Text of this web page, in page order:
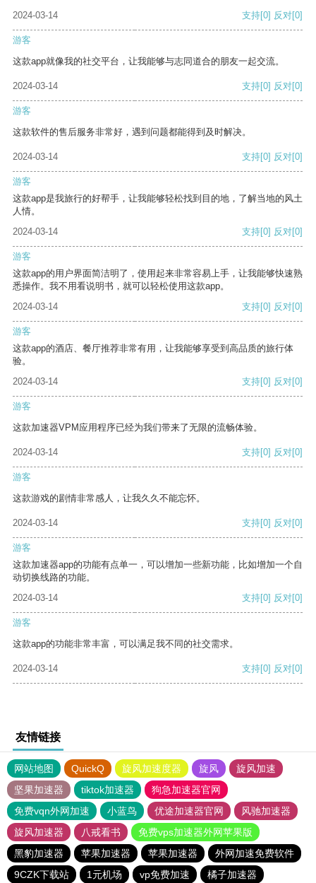
2024-03-14 支持[0] 反对[0]
游客
这款app就像我的社交平台，让我能够与志同道合的朋友一起交流。
2024-03-14 支持[0] 反对[0]
游客
这款软件的售后服务非常好，遇到问题都能得到及时解决。
2024-03-14 支持[0] 反对[0]
游客
这款app是我旅行的好帮手，让我能够轻松找到目的地，了解当地的风土
人情。
2024-03-14
支持[0] 反对[0]
游客
这款app的用户界面简洁明了，使用起来非常容易上手，让我能够快速熟
悉操作。我不用看说明书，就可以轻松使用这款app。
2024-03-14
支持[0] 反对[0]
游客
这款app的酒店、餐厅推荐非常有用，让我能够享受到高品质的旅行体
验。
2024-03-14
支持[0] 反对[0]
游客
这款加速器VPM应用程序已经为我们带来了无限的流畅体验。
2024-03-14 支持[0] 反对[0]
游客
这款游戏的剧情非常感人，让我久久不能忘怀。
2024-03-14 支持[0] 反对[0]
游客
这款加速器app的功能有点单一，可以增加一些新功能，比如增加一个自
动切换线路的功能。
2024-03-14
支持[0] 反对[0]
游客
这款app的功能非常丰富，可以满足我不同的社交需求。
2024-03-14 支持[0] 反对[0]
友情链接
网站地图 QuickQ 旋风加速度器 旋风
旋风加速
坚果加速器
tiktok加速器
狗急加速器官网
免费vqn外网加速
小蓝鸟 优途加速器官网
风驰加速器
旋风加速器
八戒看书
免费vps加速器外网苹果版
黑豹加速器
苹果加速器 苹果加速器
外网加速免费软件
9CZK下载站
1元机场 vp免费加速 橘子加速器